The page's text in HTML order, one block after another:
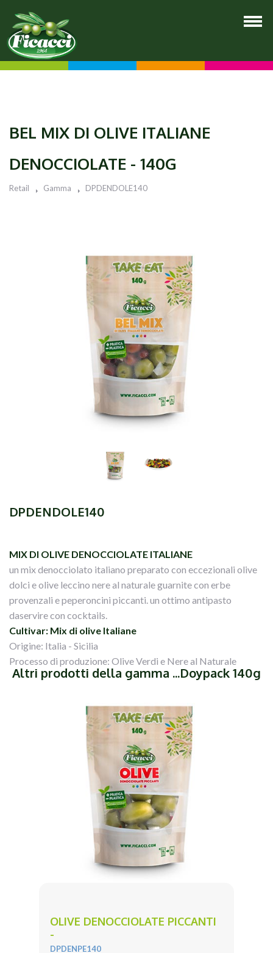
BEL MIX DI OLIVE ITALIANE
DENOCCIOLATE - 140G
Retail Gamma DPDENDOLE140
DPDENDOLE140
MIX DI OLIVE DENOCCIOLATE ITALIANE
un mix denocciolato italiano preparato con eccezionali olive
dolci e olive leccino nere al naturale guarnite con erbe
provenzali e peperoncini piccanti. un ottimo antipasto
daservire con cocktails.
Cultivar: Mix di olive Italiane
Origine: Italia - Sicilia
Processo di produzione: Olive Verdi e Nere al Naturale
Altri prodotti della gamma ...Doypack 140g
OLIVE DENOCCIOLATE PICCANTI
-
DPDENPE140